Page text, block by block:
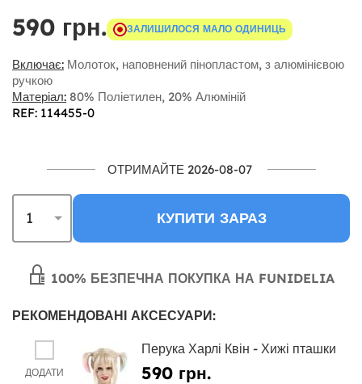
590 грн. ЗАЛИШИЛОСЯ МАЛО ОДИНИЦЬ
Включає: Молоток, наповнений пінопластом, з алюмінієвою
ручкою
Матеріал: 80% Поліетилен, 20% Алюміній
REF: 114455-0
ОТРИМАЙТЕ 2026-08-07
КУПИТИ ЗАРАЗ
100% БЕЗПЕЧНА ПОКУПКА НА FUNIDELIA
РЕКОМЕНДОВАНІ АКСЕСУАРИ:
ДОДАТИ
Перука Харлі Квін - Хижі пташки
590 грн.